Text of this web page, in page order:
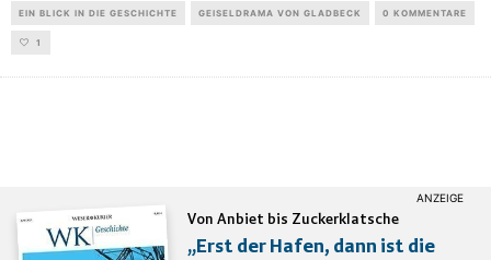
EIN BLICK IN DIE GESCHICHTE GEISELDRAMA VON GLADBECK 0 KOMMENTARE
1
Von Anbiet bis Zuckerklatsche
„Erst der Hafen, dann ist die